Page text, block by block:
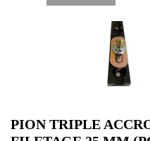
PION TRIPLE